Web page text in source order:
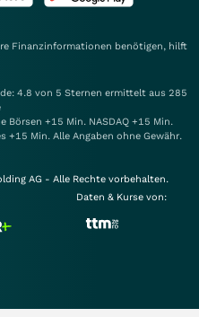
Finanzinformationen benötigen, hilft
4.8 von 5 Sternen ermittelt aus 285
Börsen +15 Min. NASDAQ +15 Min.
+15 Min. Alle Angaben ohne Gewähr.
AG - Alle Rechte vorbehalten.
Daten & Kurse von: